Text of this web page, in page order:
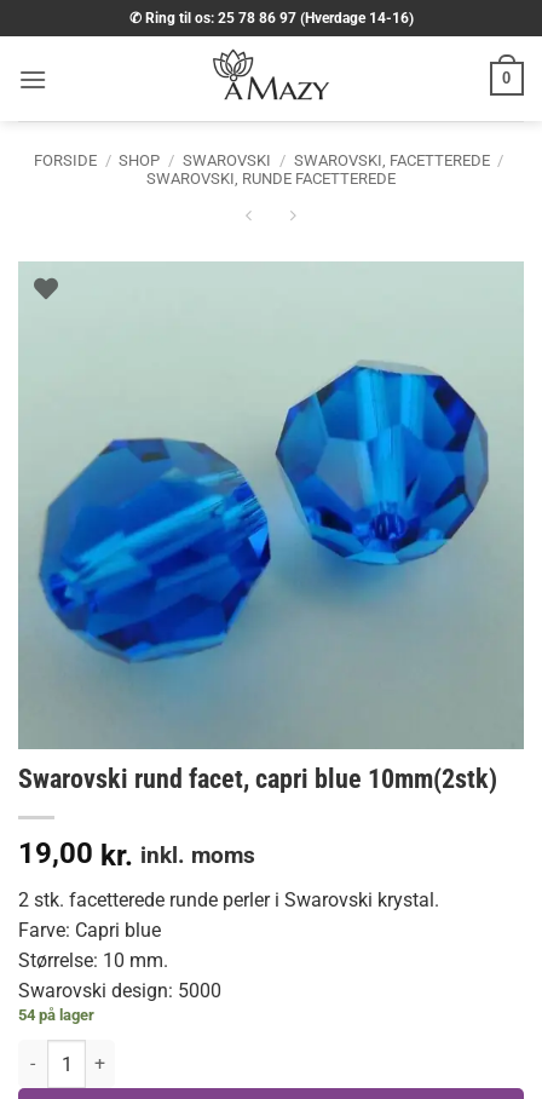
til
indhold
✆ Ring til os: 25 78 86 97 (Hverdage 14-16)
0
FORSIDE / SHOP / SWAROVSKI / SWAROVSKI, FACETTEREDE /
SWAROVSKI, RUNDE FACETTEREDE
Swarovski rund facet, capri blue 10mm(2stk)
19,00 kr. inkl. moms
2 stk. facetterede runde perler i Swarovski krystal.
Farve: Capri blue
Størrelse: 10 mm.
Swarovski design: 5000
54 på lager
Swarovski rund facet, capri blue 10mm(2stk) antal